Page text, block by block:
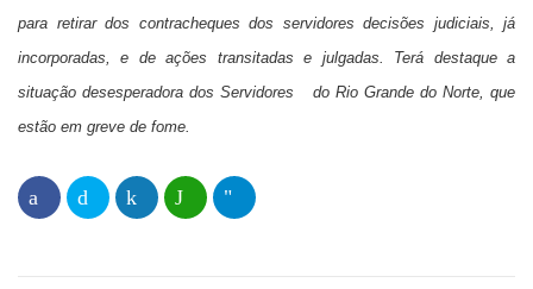
para retirar dos contracheques dos servidores decisões judiciais, já
incorporadas, e de ações transitadas e julgadas. Terá destaque a
situação desesperadora dos Servidores do Rio Grande do Norte, que
estão em greve de fome.